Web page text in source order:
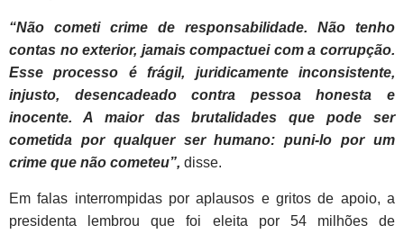
“Não cometi crime de responsabilidade. Não tenho
contas no exterior, jamais compactuei com a corrupção.
Esse processo é frágil, juridicamente inconsistente,
injusto, desencadeado contra pessoa honesta e
inocente. A maior das brutalidades que pode ser
cometida por qualquer ser humano: puni-lo por um
crime que não cometeu”, disse.
Em falas interrompidas por aplausos e gritos de apoio, a
presidenta lembrou que foi eleita por 54 milhões de